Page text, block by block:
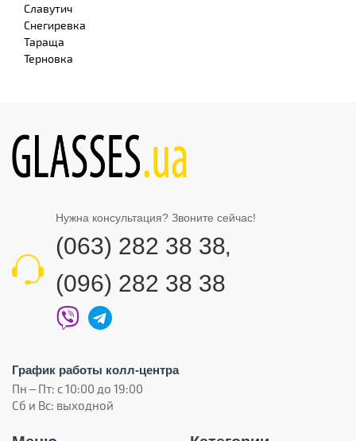
Славутич
Снегиревка
Тараща
Терновка
Нужна консультация? Звоните сейчас!
(063) 282 38 38,
(096) 282 38 38
График работы колл-центра
Пн – Пт: с 10:00 до 19:00
Сб и Вс: выходной